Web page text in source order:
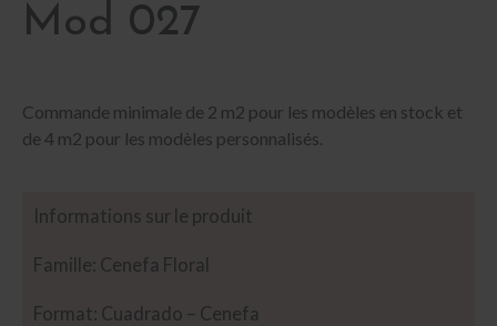
Mod 027
Commande minimale de 2 m2 pour les modèles en stock et
de 4 m2 pour les modèles personnalisés.
Informations sur le produit
Famille: Cenefa Floral
Format: Cuadrado – Cenefa